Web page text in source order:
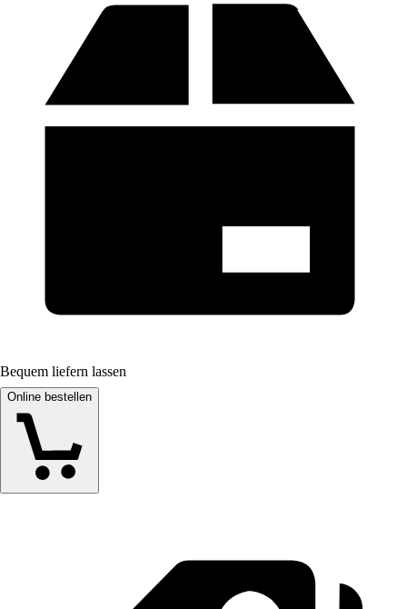
Bequem liefern lassen
Online bestellen